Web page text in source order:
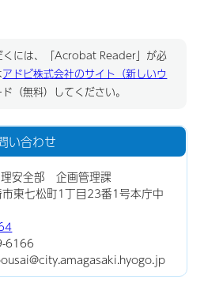
くには、「Acrobat Reader」が必
アドビ株式会社のサイト（新しいウ
（無料）してください。
い合わせ
安全部 企画管理課
東七松町1丁目23番1号本庁中
6166